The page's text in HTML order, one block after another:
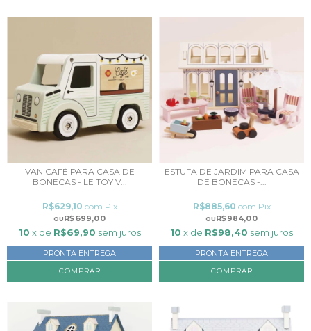
VAN CAFÉ PARA CASA DE
BONECAS - LE TOY V...
R$699,00
R$629,10 com Pix
10 x de R$69,90 sem juros
PRONTA ENTREGA
ESTUFA DE JARDIM PARA CASA
DE BONECAS -...
R$984,00
R$885,60 com Pix
10 x de R$98,40 sem juros
PRONTA ENTREGA